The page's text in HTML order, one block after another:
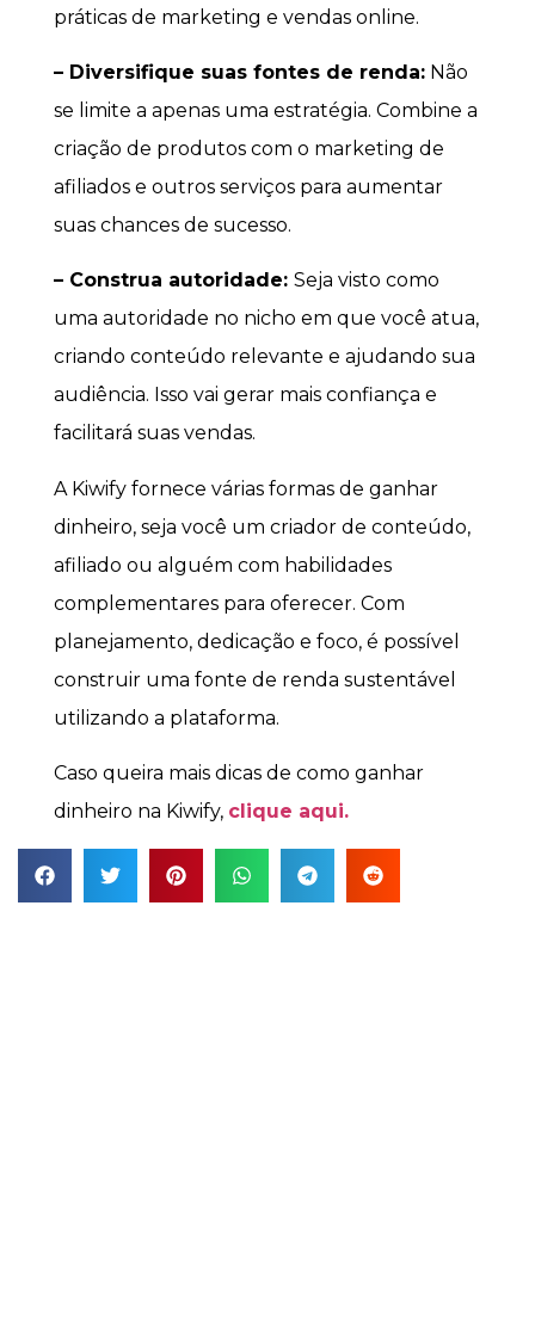
práticas de marketing e vendas online.
– Diversifique suas fontes de renda: Não
se limite a apenas uma estratégia. Combine a
criação de produtos com o marketing de
afiliados e outros serviços para aumentar
suas chances de sucesso.
– Construa autoridade: Seja visto como
uma autoridade no nicho em que você atua,
criando conteúdo relevante e ajudando sua
audiência. Isso vai gerar mais confiança e
facilitará suas vendas.
A Kiwify fornece várias formas de ganhar
dinheiro, seja você um criador de conteúdo,
afiliado ou alguém com habilidades
complementares para oferecer. Com
planejamento, dedicação e foco, é possível
construir uma fonte de renda sustentável
utilizando a plataforma.
Caso queira mais dicas de como ganhar
dinheiro na Kiwify, clique aqui.